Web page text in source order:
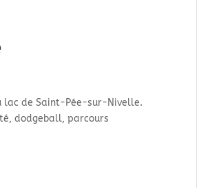
lac de Saint-Pée-sur-Nivelle.
dodgeball, parcours